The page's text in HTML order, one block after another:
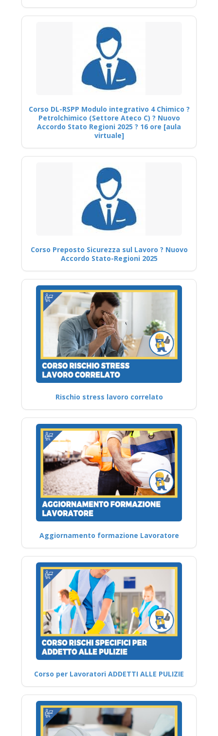
Corso DL-RSPP Modulo integrativo 4 Chimico ?
Petrolchimico (Settore Ateco C) ? Nuovo
Accordo Stato Regioni 2025 ? 16 ore [aula
virtuale]
Corso Preposto Sicurezza sul Lavoro ? Nuovo
Accordo Stato-Regioni 2025
Rischio stress lavoro correlato
Aggiornamento formazione Lavoratore
Corso per Lavoratori ADDETTI ALLE PULIZIE